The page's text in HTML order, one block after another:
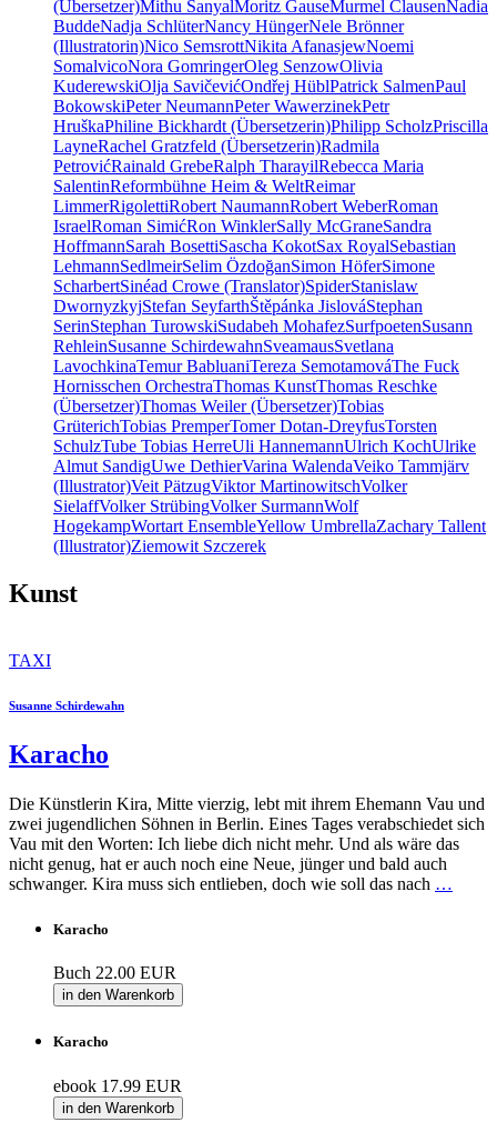
(Übersetzer)Mithu SanyalMoritz GauseMurmel ClausenNadia
BuddeNadja SchlüterNancy HüngerNele Brönner
(Illustratorin)Nico SemsrottNikita AfanasjewNoemi
SomalvicoNora GomringerOleg SenzowOlivia
KuderewskiOlja SavičevićOndřej HüblPatrick SalmenPaul
BokowskiPeter NeumannPeter WawerzinekPetr
HruškaPhiline Bickhardt (Übersetzerin)Philipp ScholzPriscilla
LayneRachel Gratzfeld (Übersetzerin)Radmila
PetrovićRainald GrebeRalph TharayilRebecca Maria
SalentinReformbühne Heim & WeltReimar
LimmerRigolettiRobert NaumannRobert WeberRoman
IsraelRoman SimićRon WinklerSally McGraneSandra
HoffmannSarah BosettiSascha KokotSax RoyalSebastian
LehmannSedlmeirSelim ÖzdoğanSimon HöferSimone
ScharbertSinéad Crowe (Translator)SpiderStanislaw
DwornyzkyjStefan SeyfarthŠtěpánka JislováStephan
SerinStephan TurowskiSudabeh MohafezSurfpoetenSusann
RehleinSusanne SchirdewahnSveamausSvetlana
LavochkinaTemur BabluaniTereza SemotamováThe Fuck
Hornisschen OrchestraThomas KunstThomas Reschke
(Übersetzer)Thomas Weiler (Übersetzer)Tobias
GrüterichTobias PremperTomer Dotan-DreyfusTorsten
SchulzTube Tobias HerreUli HannemannUlrich KochUlrike
Almut SandigUwe DethierVarina WalendaVeiko Tammjärv
(Illustrator)Veit PätzugViktor MartinowitschVolker
SielaffVolker StrübingVolker SurmannWolf
HogekampWortart EnsembleYellow UmbrellaZachary Tallent
(Illustrator)Ziemowit Szczerek
Kunst
TAXI
Susanne Schirdewahn
Karacho
Die Künstlerin Kira, Mitte vierzig, lebt mit ihrem Ehemann Vau und
zwei jugendlichen Söhnen in Berlin. Eines Tages verabschiedet sich
Vau mit den Worten: Ich liebe dich nicht mehr. Und als wäre das
nicht genug, hat er auch noch eine Neue, jünger und bald auch
schwanger. Kira muss sich entlieben, doch wie soll das nach …
Karacho
Buch 22.00 EUR
in den Warenkorb
Karacho
ebook 17.99 EUR
in den Warenkorb